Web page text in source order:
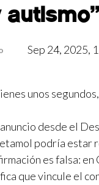
Sep 24, 2025,
unos
anuncio desde el
podría estar
es falsa:
que vincule el